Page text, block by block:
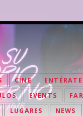
CINE
ENTÉRATE
EVENTS
LUGARES
NEWS